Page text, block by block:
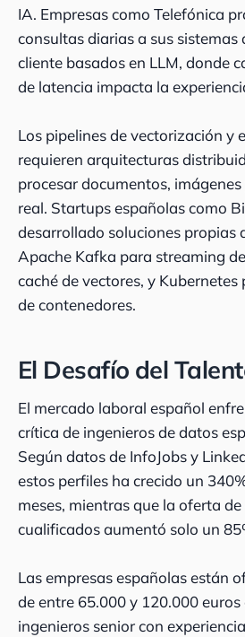
IA. Empresas como Telefónica
consultas diarias a sus sistemas
cliente basados en LLM, donde
de latencia impacta la
Los pipelines de vectorización y
requieren arquitecturas
procesar documentos,
real. Startups españolas como
desarrollado soluciones propias
Apache Kafka para streaming
caché de vectores, y
de contenedores.
El Desafío del
El mercado laboral español
crítica de ingenieros de datos
Según datos de InfoJobs y
estos perfiles ha crecido un
meses, mientras que la oferta
cualificados aumentó solo un
Las empresas españolas están
de entre 65.000 y 120.000
ingenieros senior con